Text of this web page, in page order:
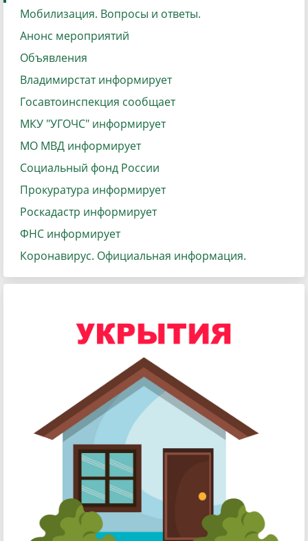
Мобилизация. Вопросы и ответы.
Анонс мероприятий
Объявления
Владимирстат информирует
Госавтоинспекция сообщает
МКУ "УГОЧС" информирует
МО МВД информирует
Социальный фонд России
Прокуратура информирует
Роскадастр информирует
ФНС информирует
Коронавирус. Официальная информация.